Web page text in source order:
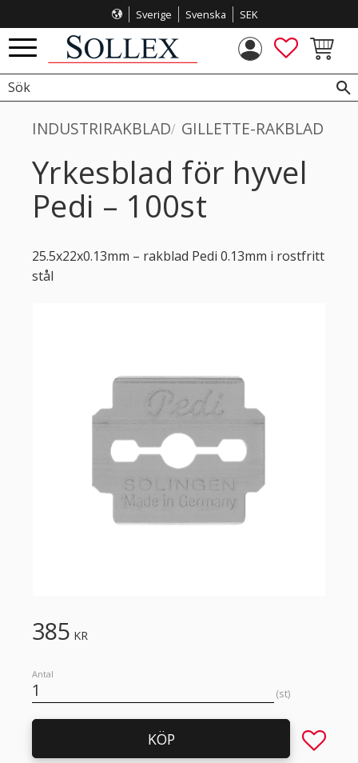
Meny
Sverige Svenska SEK
FAVORITER
INDUSTRIRAKBLAD GILLETTE-RAKBLAD
Yrkesblad för hyvel
Pedi – 100st
25.5x22x0.13mm – rakblad Pedi 0.13mm i rostfritt
stål
385 KR
Antal
st
KÖP Lägg till